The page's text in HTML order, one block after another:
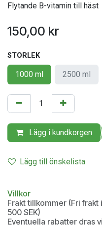
Flytande B-vitamin till häst
150,00 kr
STORLEK
1000 ml 2500 ml
Lägg i kundkorgen
Lägg till önskelista
Villkor
Frakt tillkommer (Fri
500 SEK)
Eventuella rabatter dras